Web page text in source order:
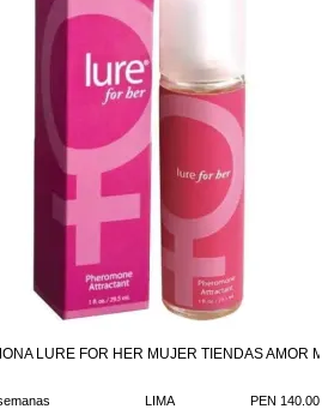
LURE FOR HER MUJER TIENDAS AMOR
LIMA PEN 140.00